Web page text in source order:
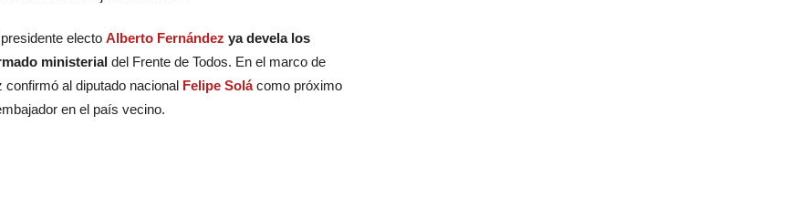
electo Alberto Fernández ya devela los
ministerial del Frente de Todos. En el marco de
al diputado nacional Felipe Solácomo próximo
en el país vecino.